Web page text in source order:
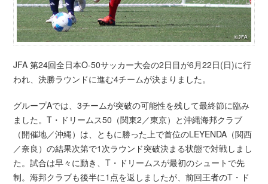
JFA 第24回全日本O-50サッカー大会の2日目が6月22日(日)に行
われ、決勝ラウンドに進む4チームが決まりました。
グループAでは、3チームが突破の可能性を残して最終節に臨み
ました。T・ドリームス50（関東2／東京）と沖縄海邦クラブ
（開催地／沖縄）は、ともに勝った上で首位のLEYENDA（関西
／奈良）の結果次第で1次ラウンド突破決まる状態で対戦しまし
た。試合は早々に動き、T・ドリームスが最初のシュートで先
制。海邦クラブも後半に1点を返しましたが、前回王者のT・ド